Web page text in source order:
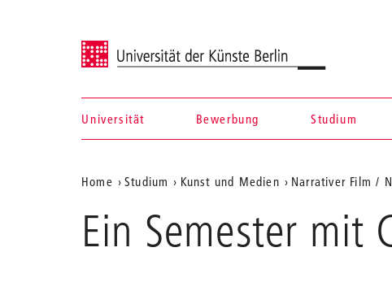
Universität der Künste Berlin
Navigation &
Suche
Universität Bewerbung Studium
Aktuelle
Position
auf
Home Studium Kunst und Medien Narrativer Film /
Ein Semester mit